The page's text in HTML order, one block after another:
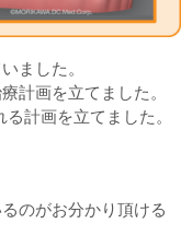
ました。
計画を立てました。
計画を立てました。
のがお分かり頂ける